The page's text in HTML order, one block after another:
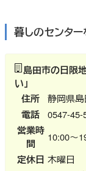
暮しのセンタ
島田市の日限
い」
住所
静岡県
電話 0547-45-
営業時
間
10:00～
定休日 木曜日